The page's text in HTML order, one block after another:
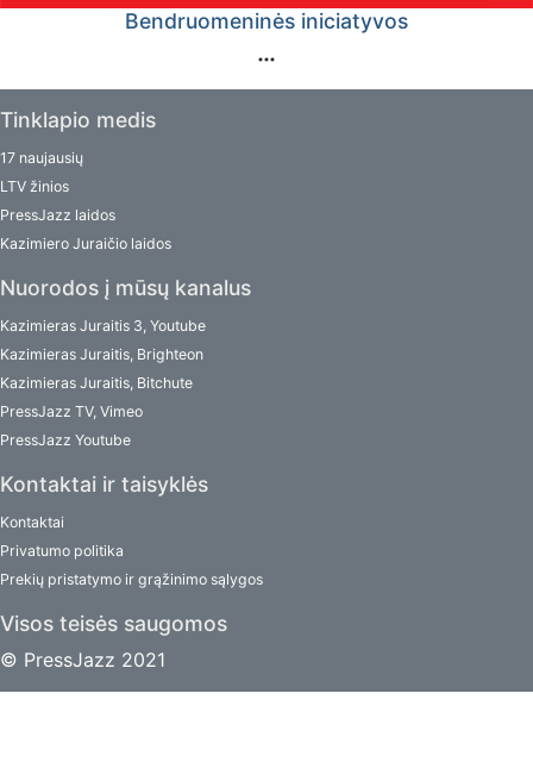
Bendruomeninės iniciatyvos
Tinklapio medis
17 naujausių
LTV žinios
PressJazz laidos
Kazimiero Juraičio laidos
Nuorodos į mūsų kanalus
Kazimieras Juraitis 3, Youtube
Kazimieras Juraitis, Brighteon
Kazimieras Juraitis, Bitchute
PressJazz TV, Vimeo
PressJazz Youtube
Kontaktai ir taisyklės
Kontaktai
Privatumo politika
Prekių pristatymo ir grąžinimo sąlygos
Visos teisės saugomos
© PressJazz 2021